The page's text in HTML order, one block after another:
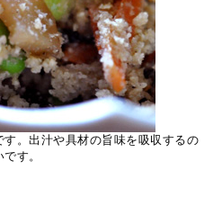
。出汁や具材の旨味を吸収するの
す。